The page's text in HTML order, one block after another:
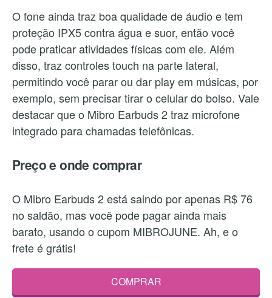
O fone ainda traz boa qualidade de áudio e tem
proteção IPX5 contra água e suor, então você
pode praticar atividades físicas com ele. Além
disso, traz controles touch na parte lateral,
permitindo você parar ou dar play em músicas, por
exemplo, sem precisar tirar o celular do bolso. Vale
destacar que o Mibro Earbuds 2 traz microfone
integrado para chamadas telefônicas.
Preço e onde comprar
O Mibro Earbuds 2 está saindo por apenas R$ 76
no saldão, mas você pode pagar ainda mais
barato, usando o cupom MIBROJUNE. Ah, e o
frete é grátis!
COMPRAR